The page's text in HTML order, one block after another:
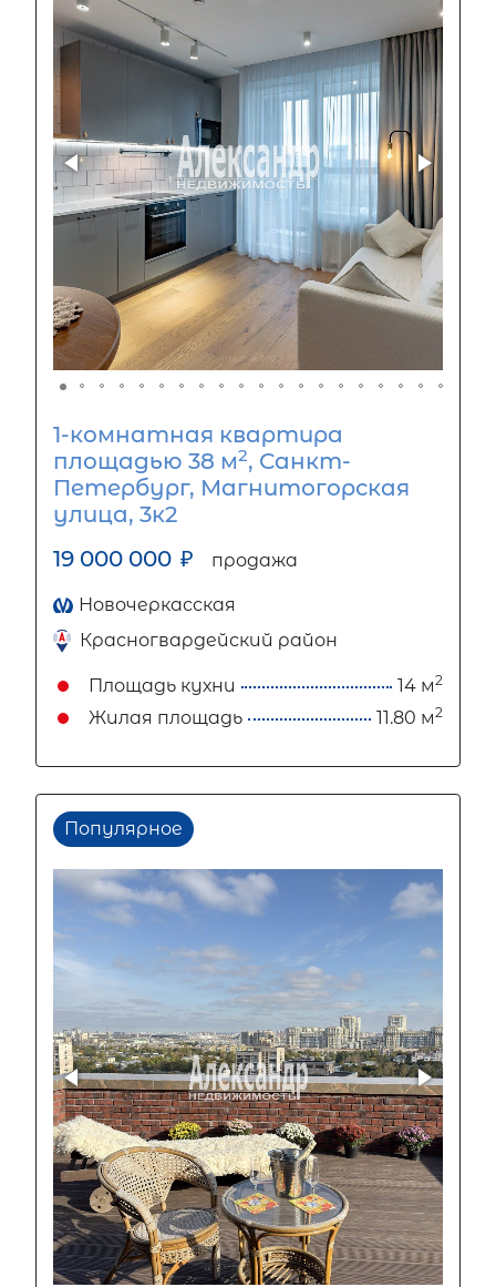
1-комнатная квартира
площадью 38 м2, Санкт-
Петербург, Магнитогорская
улица, 3к2
19 000 000 ₽ продажа
Новочеркасская
Красногвардейский район
Площадь кухни 14 м2
Жилая площадь 11.80 м2
Популярное